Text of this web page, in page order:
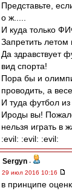
Представьте,
о ж.....
И куда только
Запретить летом
Да здравствует
вид спорта!
Пора бы и
проводить, а
И туда футбол
Ироды вы!
нельзя играть в
:evil: :evil: :evil:
Sergyn -
29 июл 2016 10:16
в принципе